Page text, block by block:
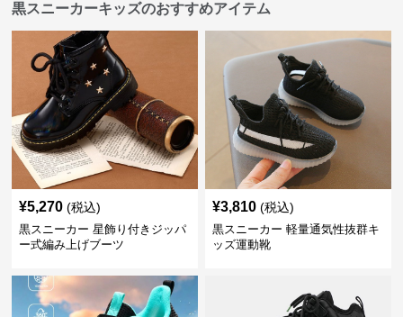
黒スニーカーキッズのおすすめアイテム
¥5,270 (税込)
黒スニーカー 星飾り付きジッパ
ー式編み上げブーツ
¥3,810 (税込)
黒スニーカー 軽量通気性抜群キ
ッズ運動靴